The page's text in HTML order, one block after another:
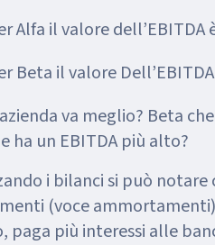
Alfa il valore dell’EBITDA
Beta il valore
va meglio? Beta
ha un EBITDA più alto?
i bilanci si può
(voce
paga più interessi alle